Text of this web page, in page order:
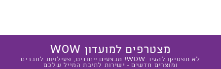
מצטרפים למועדון WOW
לא תפסיקו להגיד WOW! מבצעים ייחודים, פעילויות לחברים
ומוצרים חדשים - ישירות לתיבת המייל שלכם